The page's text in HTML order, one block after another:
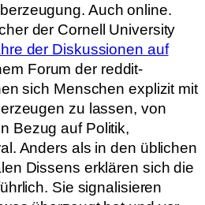
Auch online.
der Cornell University
der Diskussionen auf
Forum der reddit-
sich Menschen explizit mit
zu lassen, von
Bezug auf Politik,
Anders als in den üblichen
Dissens erklären sich die
Sie signalisieren